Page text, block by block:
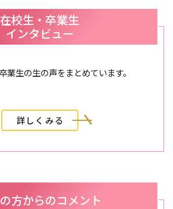
在校生・卒業生
インタビュー
業生の生の声をまとめています。
詳しくみる
方からのコメント